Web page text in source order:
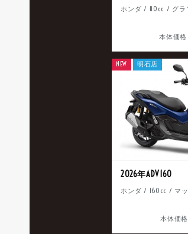
本体価格
2026年ADV160
本体価格
NEW 明石店